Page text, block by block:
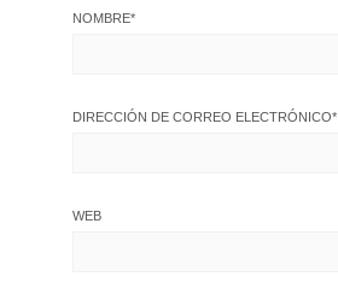
NOMBRE*
DIRECCIÓN DE CORREO ELECTRÓNICO*
WEB